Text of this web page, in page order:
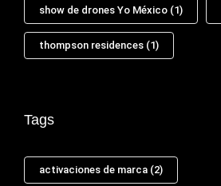
show de drones Yo México (1)
thompson residences (1)
Tags
activaciones de marca (2)